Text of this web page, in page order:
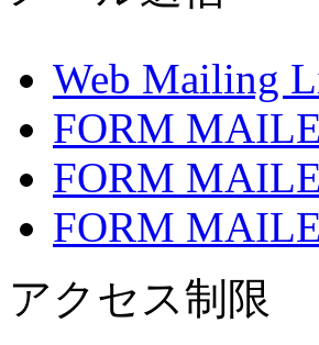
Web Mailing
FORM
FORM
FORM
アクセス制限